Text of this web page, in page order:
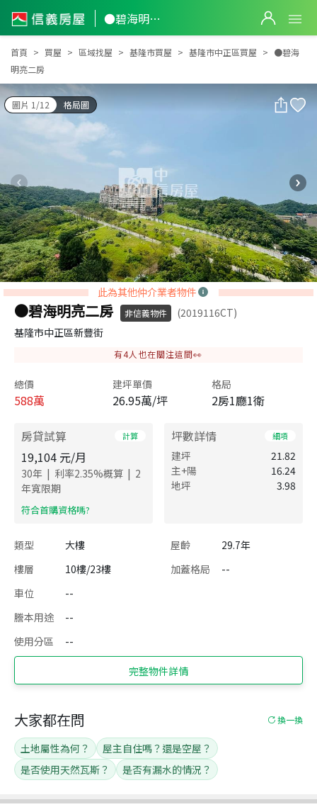
●碧海明亮二房
●碧海明亮二房
首頁 買屋 區域找屋 基隆市買屋 基隆市中正區買屋
●碧海
明亮二房
圖片 1/12 格局圖
此為其他仲介業者物件
●碧海明亮二房 非信義物件
(2019116CT)
基隆市中正區新豐街
有4人也在關注這間👀
總價
588萬
建坪單價
26.95萬/坪
格局
2房1廳1衛
房貸試算 計算
19,104 元/月
30年 | 利率2.35%概算 | 2
年寬限期
​符合首購資格嗎?
坪數詳情 細項
建坪
21.82
主+陽
16.24
地坪
3.98
類型 大樓 屋齡
29.7年
樓層
10樓/23樓 加蓋格局
--
車位
--
謄本用途
--
使用分區
--
完整物件詳情
大家都在問 換一換
土地屬性為何？
屋主自住嗎？還是空屋？
是否使用天然瓦斯？
是否有漏水的情況？